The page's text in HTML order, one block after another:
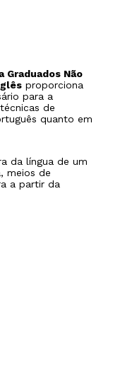
Graduados Não
proporciona
para a
de
quanto em
da língua de um
meios de
a partir da